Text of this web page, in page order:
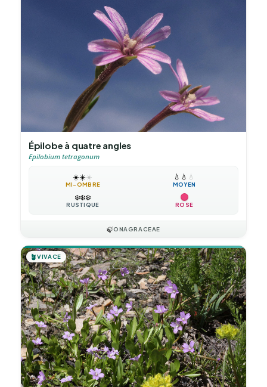
Épilobe à quatre angles
Epilobium tetragonum
☀️☀️☀️
MI-OMBRE
💧 💧 💧
MOYEN
❄️❄️❄️
RUSTIQUE ROSE
🍃ONAGRACEAE
🪴VIVACE